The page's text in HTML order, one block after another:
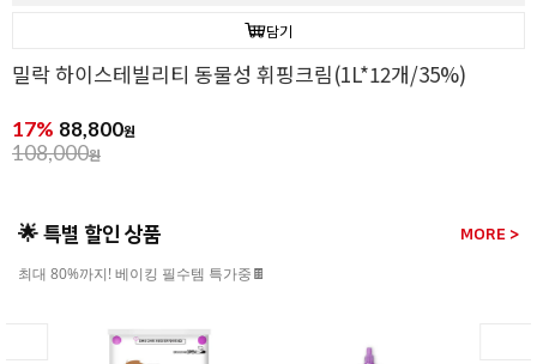
담기
밀락 하이스테빌리티 동물성 휘핑크림(1L*12개/35%)
17% 88,800원
108,000원
🌟 특별 할인 상품 MORE >
최대 80%까지! 베이킹 필수템 특가중🍫